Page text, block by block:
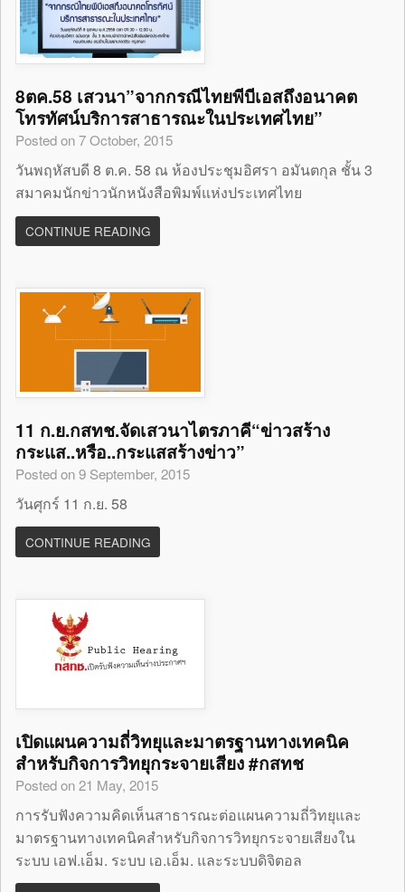
8ตค.58 เสวนา”จากกรณีไทยพีบีเอสถึงอนาคต
โทรทัศน์บริการสาธารณะในประเทศไทย”
Posted on 7 October, 2015
วันพฤหัสบดี 8 ต.ค. 58 ณ ห้องประชุมอิศรา อมันตกุล ชั้น 3
สมาคมนักข่าวนักหนังสือพิมพ์แห่งประเทศไทย
CONTINUE READING
11 ก.ย.กสทช.จัดเสวนาไตรภาคี“ข่าวสร้าง
กระแส..หรือ..กระแสสร้างข่าว”
Posted on 9 September, 2015
วันศุกร์ 11 ก.ย. 58
CONTINUE READING
เปิดแผนความถี่วิทยุและมาตรฐานทางเทคนิค
สำหรับกิจการวิทยุกระจายเสียง #กสทช
Posted on 21 May, 2015
การรับฟังความคิดเห็นสาธารณะต่อแผนความถี่วิทยุและ
มาตรฐานทางเทคนิคสำหรับกิจการวิทยุกระจายเสียงใน
ระบบ เอฟ.เอ็ม. ระบบ เอ.เอ็ม. และระบบดิจิตอล